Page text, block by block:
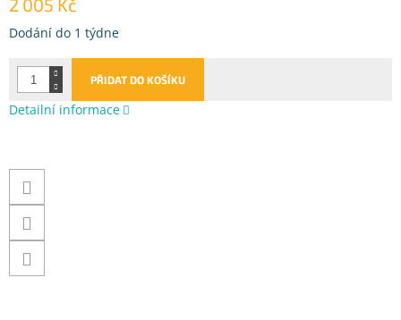
Měrná
Dodání do 1 týdne
PŘIDAT DO KOŠÍKU
Detailní informace